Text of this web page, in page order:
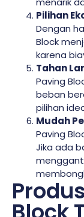
Pilihan
Dengan
Block
karena
Tahan
Paving
beban
pilihan
Mudah
Paving
Jika ada